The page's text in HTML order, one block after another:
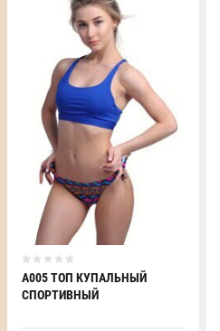
А005 ТОП КУПАЛЬНЫЙ
СПОРТИВНЫЙ